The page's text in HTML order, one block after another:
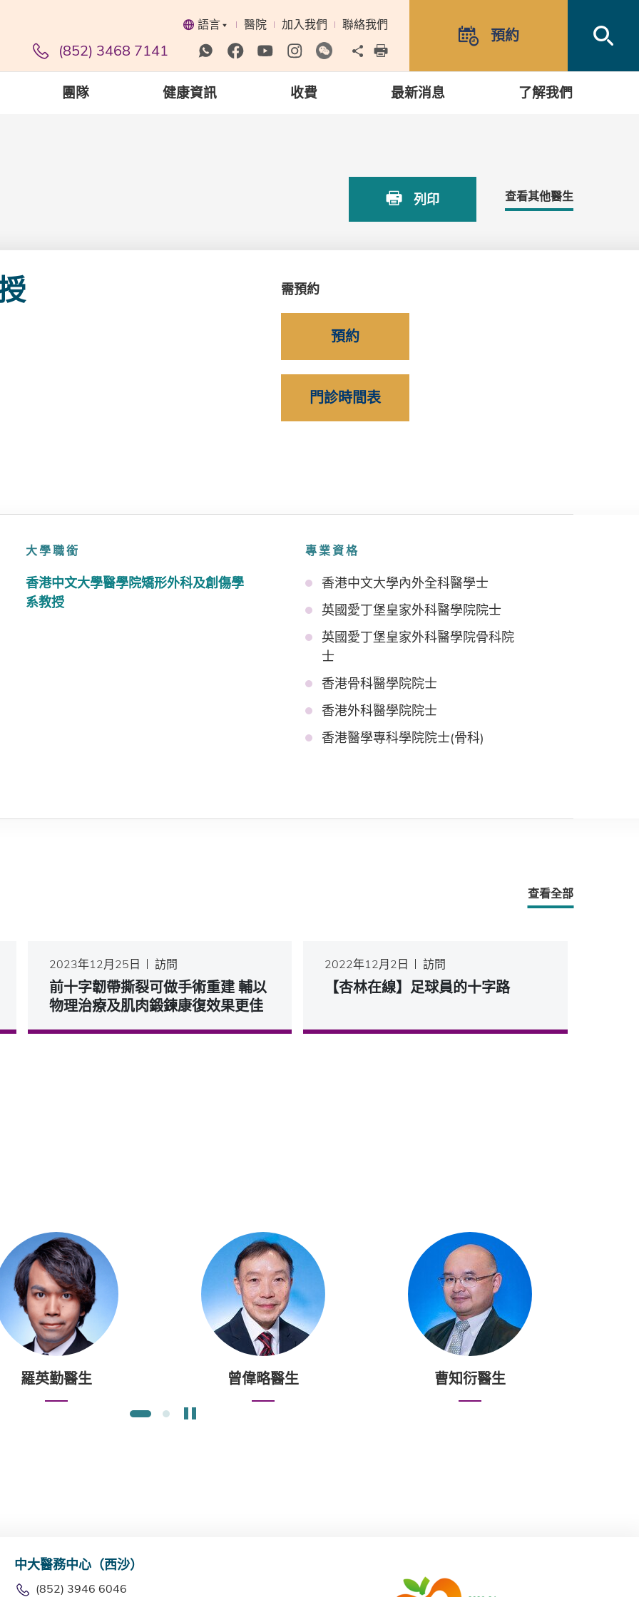
語言 醫院 加入我們 聯絡我們
(852) 3468 7141 Share toprint
預約
團隊 健康資訊 收費 最新消息 了解我們
列印 查看其他醫生
需預約
預約
門診時間表
大學職銜
香港中文大學醫學院矯形外科及創傷學
系教授
專業資格
香港中文大學內外全科醫學士
英國愛丁堡皇家外科醫學院院士
英國愛丁堡皇家外科醫學院骨科院
士
香港骨科醫學院院士
香港外科醫學院院士
香港醫學專科學院院士(骨科)
查看全部
2023年12月25日 訪問
前十字韌帶撕裂可做手術重建 輔以
物理治療及肌肉鍛鍊康復效果更佳
2022年12月2日 訪問
【杏林在線】足球員的十字路
羅英勤醫生 曾偉略醫生 曹知衍醫生
1 2
中大醫務中心（西沙）
(852) 3946 6046